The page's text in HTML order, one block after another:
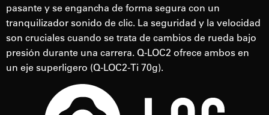
pasante y se engancha de forma segura con un
tranquilizador sonido de clic. La seguridad y la velocidad
son cruciales cuando se trata de cambios de rueda bajo
presión durante una carrera. Q-LOC2 ofrece ambos en
un eje superligero (Q-LOC2-Ti 70g).